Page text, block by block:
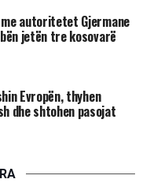
autoritetet Gjermane
jetën tre kosovarë
Evropën, thyhen
dhe shtohen pasojat